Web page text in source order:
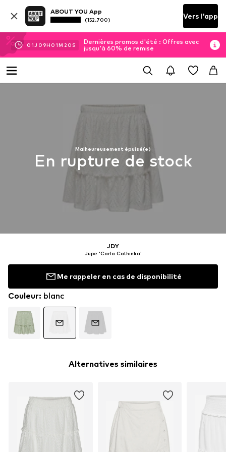
ABOUT YOU App
(152.700) Vers l'app
01J 09H 01M 20 S
Dernières promos d'été : Offres avec
jusqu'à 60% de remise
Malheureusement épuisé(e)
En rupture de stock
JDY
Jupe 'Carla Cathinka'
Me rappeler en cas de disponibilité
Couleur: blanc
Alternatives similaires